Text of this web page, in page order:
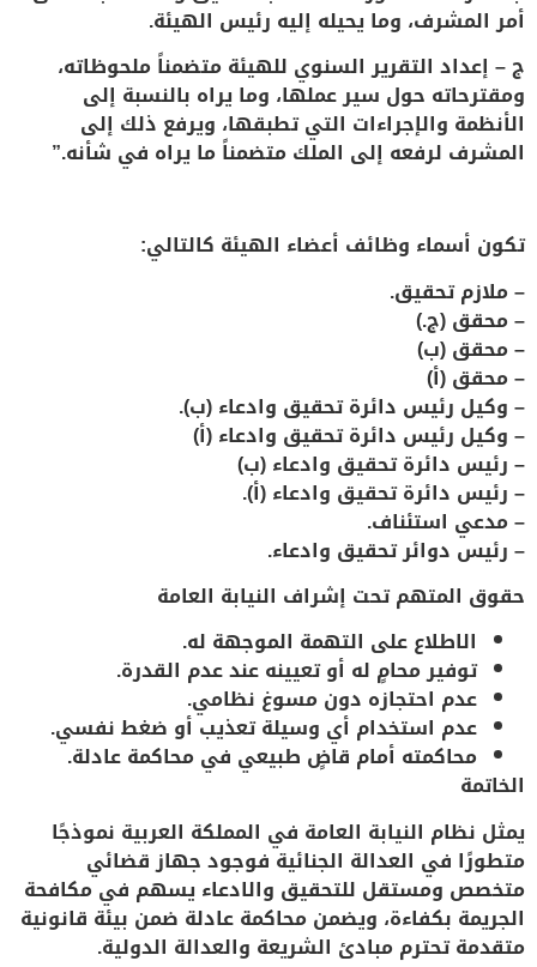
أمر المشرف، وما يحيله إليه رئيس الهيئة.
ج – إعداد التقرير السنوي للهيئة متضمناً ملحوظاته،
ومقترحاته حول سير عملها، وما يراه بالنسبة إلى
الأنظمة والإجراءات التي تطبقها، ويرفع ذلك إلى
المشرف لرفعه إلى الملك متضمناً ما يراه في شأنه.”
تكون أسماء وظائف أعضاء الهيئة كالتالي:
– ملازم تحقيق.
– محقق (ج.)
– محقق (ب)
– محقق (أ)
– وكيل رئيس دائرة تحقيق وادعاء (ب).
– وكيل رئيس دائرة تحقيق وادعاء (أ)
– رئيس دائرة تحقيق وادعاء (ب)
– رئيس دائرة تحقيق وادعاء (أ).
– مدعي استئناف.
– رئيس دوائر تحقيق وادعاء.
حقوق المتهم تحت إشراف النيابة العامة
الاطلاع على التهمة الموجهة له.
توفير محامٍ له أو تعيينه عند عدم القدرة.
عدم احتجازه دون مسوغ نظامي.
عدم استخدام أي وسيلة تعذيب أو ضغط نفسي.
محاكمته أمام قاضٍ طبيعي في محاكمة عادلة.
الخاتمة
يمثل نظام النيابة العامة في المملكة العربية نموذجًا
متطورًا في العدالة الجنائية فوجود جهاز قضائي
متخصص ومستقل للتحقيق والادعاء يسهم في مكافحة
الجريمة بكفاءة، ويضمن محاكمة عادلة ضمن بيئة قانونية
متقدمة تحترم مبادئ الشريعة والعدالة الدولية.